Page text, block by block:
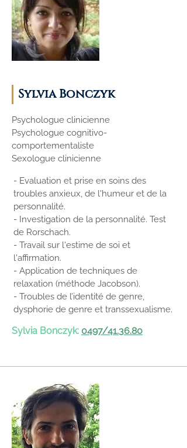
Sylvia Bonczyk
Psychologue clinicienne
Psychologue cognitivo-
comportementaliste
Sexologue clinicienne
- Evaluation et prise en soins des
troubles anxieux, de l'humeur et de la
personnalité.
- Investigation de la personnalité. Test
de Rorschach.
- Travail sur l'estime de soi et
l'affirmation.
- Application de techniques de
relaxation (méthode Jacobson).
- Troubles de l’identité de genre,
dysphorie de genre et transsexualisme.
Sylvia Bonczyk: 0497/41.36.80